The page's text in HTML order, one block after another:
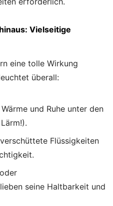
Vielseitige
eine tolle Wirkung
überall:
und Ruhe unter den
Flüssigkeiten
seine Haltbarkeit und